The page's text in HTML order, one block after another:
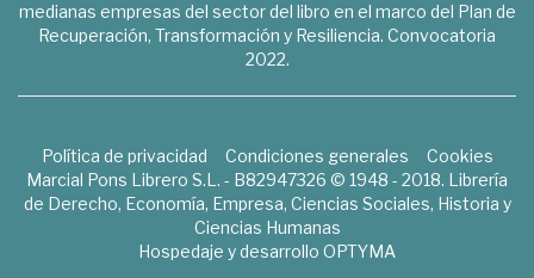
medianas empresas del sector del libro en el marco del Plan de
Recuperación, Transformación y Resiliencia. Convocatoria
2022.
Política de privacidad Condiciones generales
Cookies
Marcial Pons Librero S.L. - B82947326 © 1948 - 2018. Librería
de Derecho, Economía, Empresa, Ciencias Sociales, Historia y
Ciencias Humanas
Hospedaje y desarrollo OPTYMA